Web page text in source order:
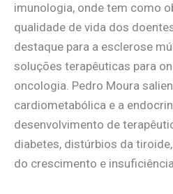
imunologia, onde tem como
qualidade de vida dos
destaque para a esclerose
soluções terapêuticas para
oncologia. Pedro Moura
cardiometabólica e a
desenvolvimento de
diabetes, distúrbios da
do crescimento e